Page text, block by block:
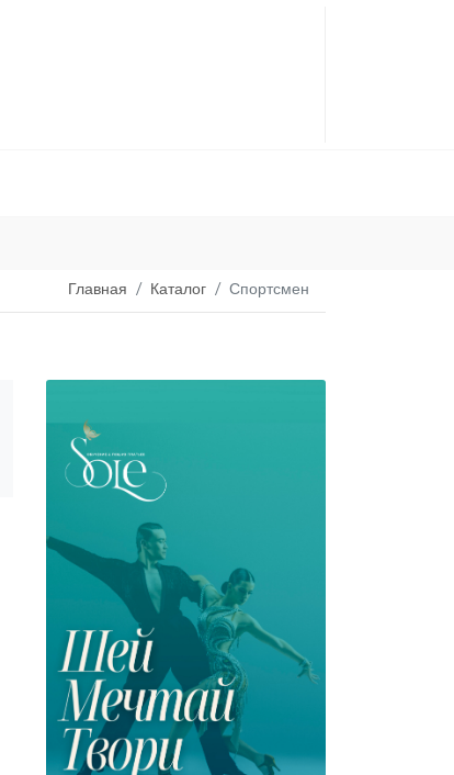
Главная Каталог Спортсмен